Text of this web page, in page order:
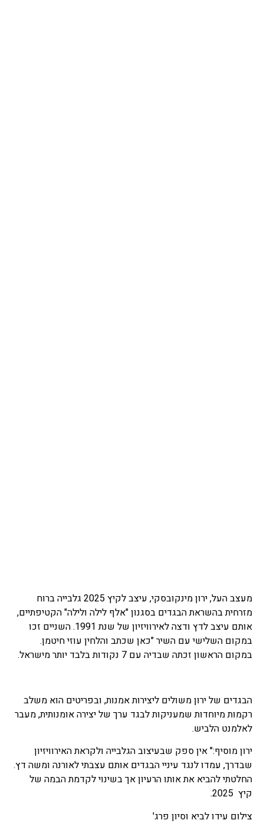
מעצב העל, ירון מינקובסקי, עיצב לקיץ 2025 גלבייה ברוח
מזרחית בהשראת הבגדים בסגנון "אלף לילה ולילה" הקטיפתיים,
אותם עיצב לדץ ודצה לאירוויזיון של שנת 1991. השניים זכו
במקום השלישי עם השיר "כאן שכתב והלחין עוזי חיטמן.
במקום הראשון זכתה שבדיה עם 7 נקודות בלבד יותר מישראל.
הבגדים של ירון משולים ליצירות אמנות, ובפריטים הוא משלב
רקמות מיוחדות שמעניקות לבגד ערך של יצירה אומנותית, מעבר
לאלמנט הלביש.
ירון מוסיף:" אין ספק שבעיצוב הגלבייה ולקראת האירוויזיון
שבדרך, עמדו לנגד עיניי הבגדים אותם עצבתי לאורנה ומשה דץ.
החלטתי להביא את אותו הרעיון אך בשינוי לקדמת הבמה של
קיץ 2025.
צילום עידו לביא וסיון פרג'